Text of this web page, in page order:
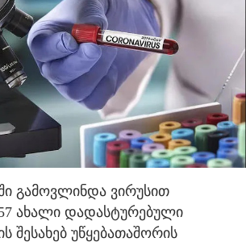
გამოვლინდა ვირუსით
ახალი დადასტურებული
შესახებ უწყებათაშორის